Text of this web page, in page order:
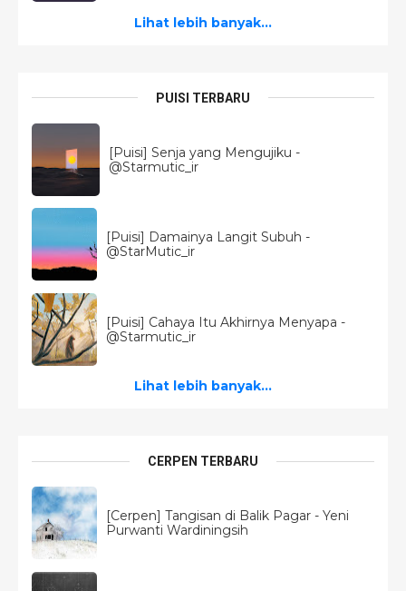
Lihat lebih banyak...
PUISI TERBARU
[Puisi] Senja yang Mengujiku -
@Starmutic_ir
[Puisi] Damainya Langit Subuh -
@StarMutic_ir
[Puisi] Cahaya Itu Akhirnya Menyapa -
@Starmutic_ir
Lihat lebih banyak...
CERPEN TERBARU
[Cerpen] Tangisan di Balik Pagar - Yeni
Purwanti Wardiningsih